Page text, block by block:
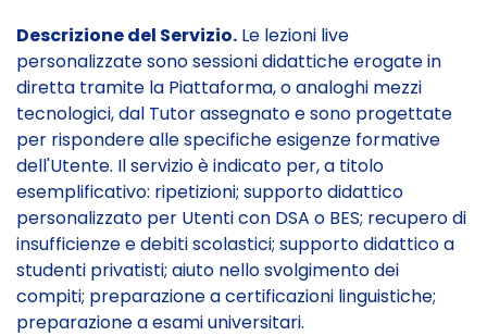
Descrizione del Servizio. Le lezioni live
personalizzate sono sessioni didattiche erogate in
diretta tramite la Piattaforma, o analoghi mezzi
tecnologici, dal Tutor assegnato e sono progettate
per rispondere alle specifiche esigenze formative
dell'Utente. Il servizio è indicato per, a titolo
esemplificativo: ripetizioni; supporto didattico
personalizzato per Utenti con DSA o BES; recupero di
insufficienze e debiti scolastici; supporto didattico a
studenti privatisti; aiuto nello svolgimento dei
compiti; preparazione a certificazioni linguistiche;
preparazione a esami universitari.